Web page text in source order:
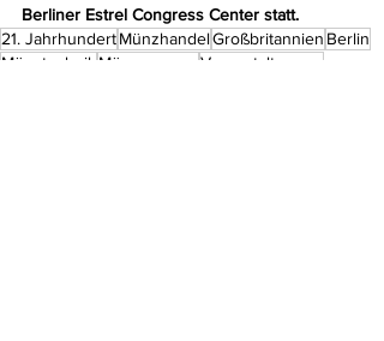
Berliner Estrel Congress Center statt.
21. JahrhundertMünzhandelGroßbritannien Berlin
Münztechnik Münzmessen
Veranstaltungen